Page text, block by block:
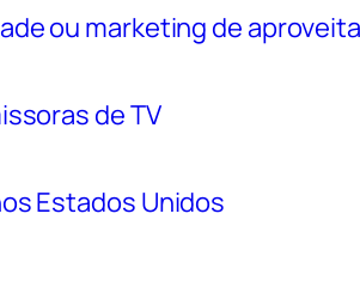
ou marketing de
de TV
Estados Unidos